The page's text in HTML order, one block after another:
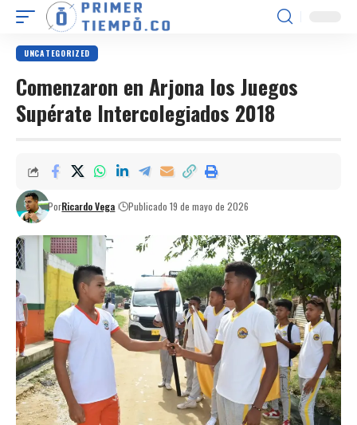
UNCATEGORIZED
Comenzaron en Arjona los Juegos
Supérate Intercolegiados 2018
PorRicardo Vega Publicado 19 de mayo de 2026